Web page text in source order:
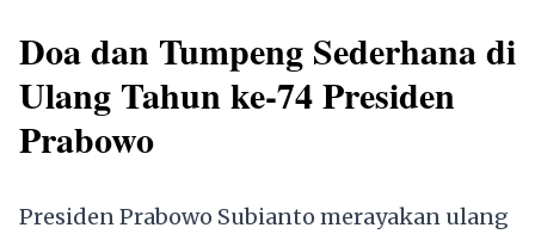
Doa dan Tumpeng Sederhana di
Ulang Tahun ke-74 Presiden
Prabowo
Presiden Prabowo Subianto merayakan ulang